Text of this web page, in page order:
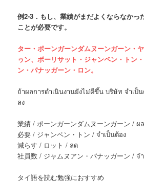
例2-3．もし、業績がまだよくならなかっ
ことが必要です。
ター・ポーンガーンダムヌーンガーン・
ゥン、ボーリサット・ジャンペン・トン
ン・パナッガーン・ロン。
ถ้าผลการดำเนินงานยังไม่ดีขึ้น บริษัท จำเป็
ลง
業績 / ポーンガーンダムヌーンガーン / ผ
必要 / ジャンペン・トン / จำเป็นต้อง
減らす / ロット / ลด
社員数 / ジャムヌアン・パナッガーン /
タイ語を読む勉強におすすめ